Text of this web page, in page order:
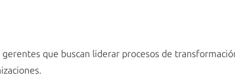
que buscan liderar procesos de